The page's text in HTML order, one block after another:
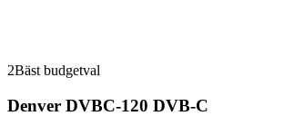
2Bäst budgetval
Denver DVBC-120 DVB-C